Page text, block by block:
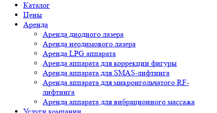
Каталог
Цены
Аренда
Аренда диодного лазера
Аренда неодимового лазера
Аренда LPG аппарата
Аренда аппарата для коррекции фигуры
Аренда аппарата для SMAS-лифтинга
Аренда аппарата для микроигольчатого RF-
лифтинга
Аренда аппарата для вибрационного массажа